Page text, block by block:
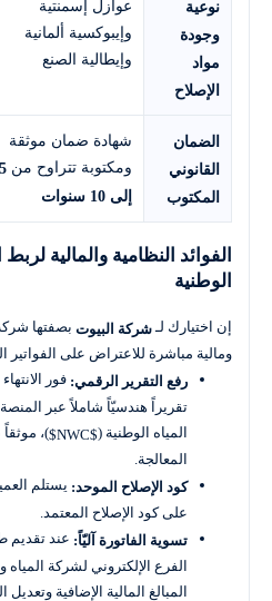
نوعية
وجودة
مواد
الإصلاح
عوازل إسمنتية
وإيبوكسية ألمانية
وإيطالية الصنع
الضمان
القانوني
المكتوب
شهادة ضمان موثقة
ومكتوبة تتراوح من5
إلى 10 سنوات
الفوائد النظامية والمالية
الوطنية
إن اختيارك لـ شركة البيوت بصفتها
ومالية مباشرة للاعتراض على الفواتير
رفع التقرير الرقمي: فور
تقريراً هندسيّاً شاملاً عبر
المياه الوطنية ($NWC$
)،
المعالجة.
كود الإصلاح الموحد: يستلم
على كود الإصلاح المعتمد.
تسوية الفاتورة آليّاً: عند تقديم
الفرع الإلكتروني لشركة المياه
المبالغ المالية الإضافية